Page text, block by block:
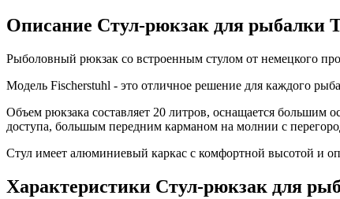
Описание Стул-рюкзак для рыбалки
Рыболовный рюкзак со встроенным стулом от немецкого
Модель Fischerstuhl - это отличное решение для каждого
Объем рюкзака составляет 20 литров, оснащается большим
доступа, большым передним карманом на молнии с
Стул имеет алюминиевый каркас с комфортной высотой и
Характеристики Стул-рюкзак для